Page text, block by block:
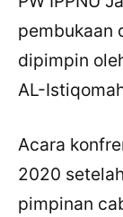
pembukaan
dipimpin
AL-
Acara
2020
pimpinan